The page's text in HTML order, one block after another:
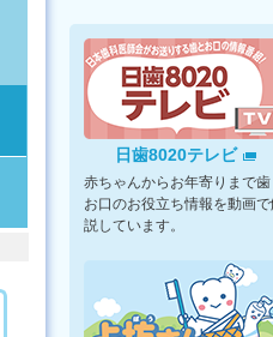
日歯8020テレビ
赤ちゃんからお年寄りまで
お口のお役立ち情報を動画
説しています。